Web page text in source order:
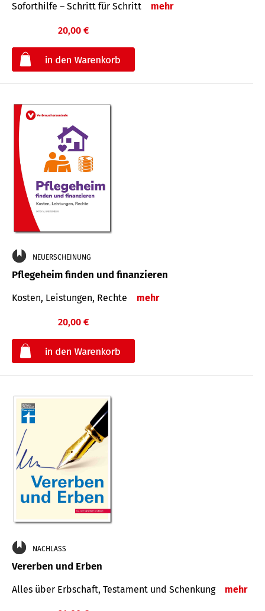
Soforthilfe – Schritt für Schritt mehr
20,00 €
NEUERSCHEINUNG
Pflegeheim finden und finanzieren
Kosten, Leistungen, Rechte mehr
20,00 €
NACHLASS
Vererben und Erben
Alles über Erbschaft, Testament und Schenkung mehr